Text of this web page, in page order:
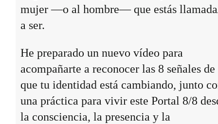
mujer —o al hombre— que estás
a ser.
He preparado un nuevo vídeo para
acompañarte a reconocer las 8 señales de
que tu identidad está cambiando, junto
una práctica para vivir este Portal 8/8
la consciencia, la presencia y la